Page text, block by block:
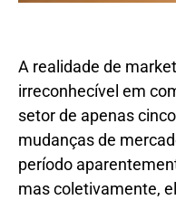
A realidade de
irreconhecível em
setor de apenas
mudanças de
período
mas coletivamente,